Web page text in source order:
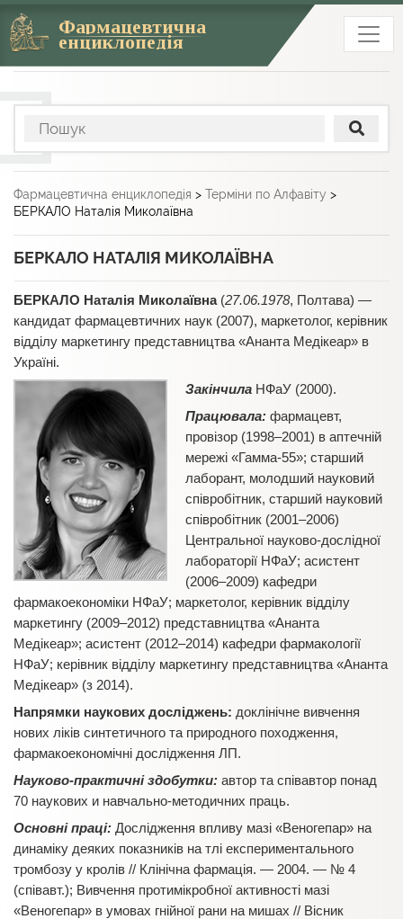
Фармацевтична
енциклопедія
Фармацевтична енциклопедія > Терміни по Алфавіту >
БЕРКАЛО Наталія Миколаївна
БЕРКАЛО НАТАЛІЯ МИКОЛАЇВНА
БЕРКАЛО Наталія Миколаївна(27.06.1978, Полтава) —
кандидат фармацевтичних наук (2007), маркетолог, керівник
відділу маркетингу представництва «Ананта Медікеар» в
Україні.
Закінчила НФаУ (2000).
Працювала: фармацевт,
провізор (1998–2001) в аптечній
мережі «Гамма-55»; старший
лаборант, молодший науковий
співробітник, старший науковий
співробітник (2001–2006)
Центральної науково-дослідної
лабораторії НФаУ; асистент
(2006–2009) кафедри
фармакоекономіки НФаУ; маркетолог, керівник відділу
маркетингу (2009–2012) представництва «Ананта
Медікеар»; асистент (2012–2014) кафедри фармакології
НФаУ; керівник відділу маркетингу представництва «Ананта
Медікеар» (з 2014).
Напрямки наукових досліджень: доклінічне вивчення
нових ліків синтетичного та природного походження,
фармакоекономічні дослідження ЛП.
Науково-практичні здобутки: автор та співавтор понад
70 наукових и навчально-методичних праць.
Основні праці: Дослідження впливу мазі «Веногепар» на
динаміку деяких показників на тлі експериментального
тромбозу у кролів // Клінічна фармація. — 2004. — № 4
(співавт.); Вивчення протимікробної активності мазі
«Веногепар» в умовах гнійної рани на мишах // Вісник